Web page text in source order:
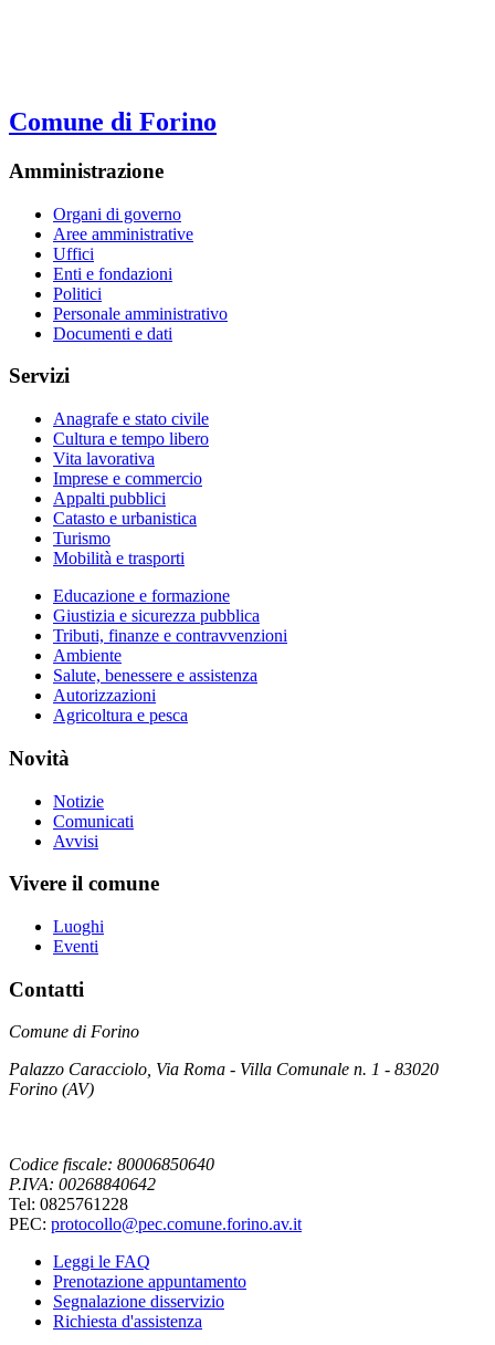
Comune di Forino
Amministrazione
Organi di governo
Aree amministrative
Uffici
Enti e fondazioni
Politici
Personale amministrativo
Documenti e dati
Servizi
Anagrafe e stato civile
Cultura e tempo libero
Vita lavorativa
Imprese e commercio
Appalti pubblici
Catasto e urbanistica
Turismo
Mobilità e trasporti
Educazione e formazione
Giustizia e sicurezza pubblica
Tributi, finanze e contravvenzioni
Ambiente
Salute, benessere e assistenza
Autorizzazioni
Agricoltura e pesca
Novità
Notizie
Comunicati
Avvisi
Vivere il comune
Luoghi
Eventi
Contatti
Comune di Forino
Palazzo Caracciolo, Via Roma - Villa Comunale n. 1 - 83020
Forino (AV)
Codice fiscale: 80006850640
P.IVA: 00268840642
Tel: 0825761228
PEC: protocollo@pec.comune.forino.av.it
Leggi le FAQ
Prenotazione appuntamento
Segnalazione disservizio
Richiesta d'assistenza